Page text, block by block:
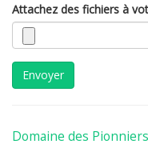
Attachez des fichiers à
Envoyer
Domaine des Pionniers